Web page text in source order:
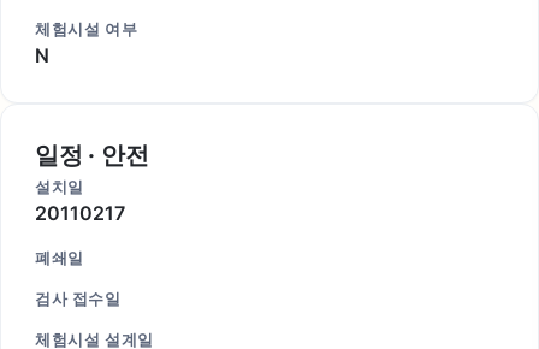
체험시설 여부
N
일정 · 안전
설치일
20110217
폐쇄일
검사 접수일
체험시설 설계일